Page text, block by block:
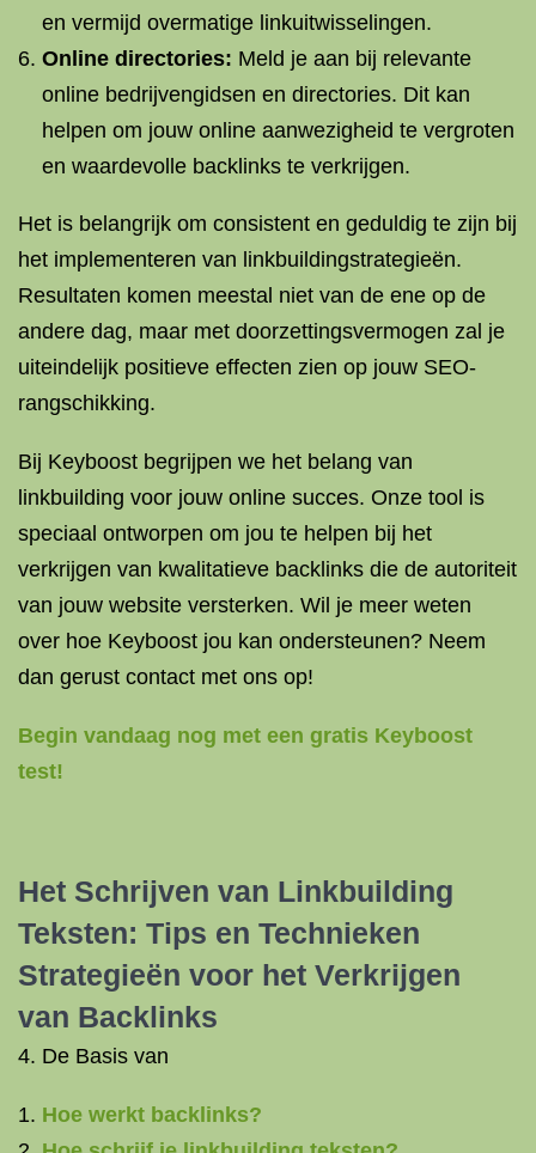
en vermijd overmatige linkuitwisselingen.
Online directories: Meld je aan bij relevante
online bedrijvengidsen en directories. Dit kan
helpen om jouw online aanwezigheid te vergroten
en waardevolle backlinks te verkrijgen.
Het is belangrijk om consistent en geduldig te zijn bij
het implementeren van linkbuildingstrategieën.
Resultaten komen meestal niet van de ene op de
andere dag, maar met doorzettingsvermogen zal je
uiteindelijk positieve effecten zien op jouw SEO-
rangschikking.
Bij Keyboost begrijpen we het belang van
linkbuilding voor jouw online succes. Onze tool is
speciaal ontworpen om jou te helpen bij het
verkrijgen van kwalitatieve backlinks die de autoriteit
van jouw website versterken. Wil je meer weten
over hoe Keyboost jou kan ondersteunen? Neem
dan gerust contact met ons op!
Begin vandaag nog met een gratis Keyboost
test!
Het Schrijven van Linkbuilding
Teksten: Tips en Technieken
Strategieën voor het Verkrijgen
van Backlinks
4. De Basis van
Hoe werkt backlinks?